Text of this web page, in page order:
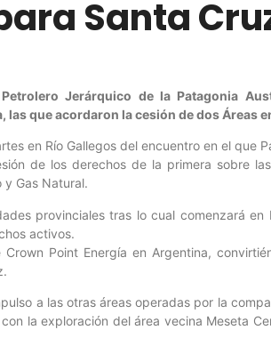
Santa
Jerárquico de la Patagonia
las que acordaron la cesión de dos Áreas
en Río Gallegos del encuentro en el que
de los derechos de la primera sobre
Gas Natural.
provinciales tras lo cual comenzará
activos.
Point Energía en Argentina,
a las otras áreas operadas por la
la exploración del área vecina Meseta